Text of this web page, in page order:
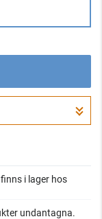
i lager hos
undantagna.